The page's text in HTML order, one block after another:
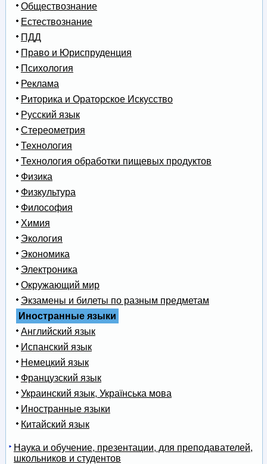
Обществознание
Естествознание
ПДД
Право и Юриспруденция
Психология
Реклама
Риторика и Ораторское Искусство
Русский язык
Стереометрия
Технология
Технология обработки пищевых продуктов
Физика
Физкультура
Философия
Химия
Экология
Экономика
Электроника
Окружающий мир
Экзамены и билеты по разным предметам
Иностранные языки
Английский язык
Испанский язык
Немецкий язык
Французский язык
Украинский язык, Українська мова
Иностранные языки
Китайский язык
Наука и обучение, презентации, для преподавателей,
школьников и студентов